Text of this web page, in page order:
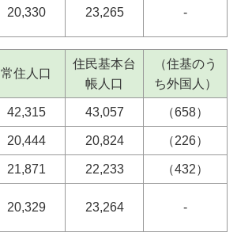
20,330 23,265 -
常住人口
住民基本台
帳人口
（住基のう
ち外国人）
42,315 43,057 （658）
20,444 20,824 （226）
21,871 22,233 （432）
20,329 23,264 -